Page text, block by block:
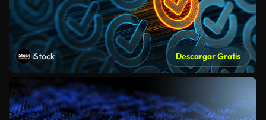
iStock Descargar Gratis